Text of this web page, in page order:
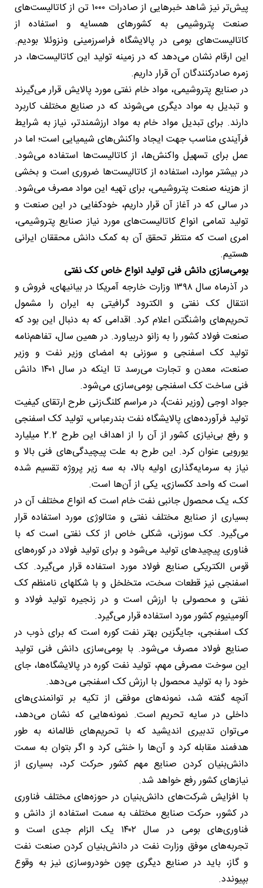
پیش‌تر نیز شاهد خبرهایی از صادرات ۱۰۰۰ تن از کاتالیست‌های
صنعت پتروشیمی به کشورهای همسایه و استفاده از
کاتالیست‌های بومی در پالایشگاه فراسرزمینی ونزوئلا بودیم.
این ارقام نشان می‌دهد که در زمینه تولید این کاتالیست‌ها، در
زمره صادرکنندگان آن قرار داریم.
در صنایع پتروشیمی، مواد خام نفتی مورد پالایش قرار می‌گیرند
و تبدیل به مواد دیگری می‌شوند که در صنایع مختلف کاربرد
دارند. برای تبدیل مواد خام به مواد ارزشمندتر، نیاز به شرایط
فرآیندی مناسب جهت ایجاد واکنش‌های شیمیایی است؛ اما در
عمل برای تسهیل واکنش‌ها، از کاتالیست‌ها استفاده می‌شود.
در بیشتر موارد، استفاده از کاتالیست‌ها ضروری است و بخشی
از هزینه صنعت پتروشیمی، برای تهیه این مواد مصرف می‌شود.
در سالی که در آغاز آن قرار داریم، خودکفایی در این صنعت و
تولید تمامی انواع کاتالیست‌های مورد نیاز صنایع پتروشیمی،
امری است که منتظر تحقق آن به کمک دانش محققان ایرانی
هستیم.
بومی‌سازی دانش فنی تولید انواع خاص کک نفتی
در آذرماه سال ۱۳۹۸ وزارت خارجه آمریکا در بیانیهای، فروش و
انتقال کک نفتی و الکترود گرافیتی به ایران را مشمول
تحریم‌های واشنگتن اعلام کرد. اقدامی که به دنبال این بود که
صنعت فولاد کشور را به زانو دربیاورد. در همین سال، تفاهم‌نامه
تولید کک اسفنجی و سوزنی به امضای وزیر نفت و وزیر
صنعت، معدن و تجارت می‌رسد تا اینکه در سال ۱۴۰۱ دانش
فنی ساخت کک اسفنجی بومی‌سازی می‌شود.
جواد اوجی (وزیر نفت)، در مراسم کلنگ‌زنی طرح ارتقای کیفیت
تولید فرآورده‌های پالایشگاه نفت بندرعباس، تولید کک اسفنجی
و رفع بی‌نیازی کشور از آن را از اهداف این طرح 2.2 میلیارد
یورویی عنوان کرد. این طرح به علت پیچیدگی‌های فنی بالا و
نیاز به سرمایه‌گذاری اولیه بالا، به سه زیر پروژه تقسیم شده
است که واحد ککسازی، یکی از آن‌ها است.
کک، یک محصول جانبی نفت خام است که انواع مختلف آن در
بسیاری از صنایع مختلف نفتی و متالوژی مورد استفاده قرار
می‌گیرد. کک سوزنی، شکلی خاص از کک نفتی است که با
فناوری پیچیدهای تولید می‌شود و برای تولید فولاد در کوره‌های
قوس الکتریکی صنایع فولاد مورد استفاده قرار می‌گیرد. کک
اسفنجی نیز قطعات سخت، متخلخل و با شکلهای نامنظم کک
نفتی و محصولی با ارزش است و در زنجیره تولید فولاد و
آلومینیوم کشور مورد استفاده قرار می‌گیرد.
کک اسفنجی، جایگزین بهتر نفت کوره است که برای ذوب در
صنایع فولاد مصرف می‌شود. با بومی‌سازی دانش فنی تولید
این سوخت مصرفی مهم، تولید نفت کوره در پالایشگاه‌ها، جای
خود را به تولید محصول با ارزش کک اسفنجی می‌دهد.
آنچه گفته شد، نمونه‌های موفقی از تکیه بر توانمندی‌های
داخلی در سایه تحریم است. نمونه‌هایی که نشان می‌دهد،
می‌توان تدبیری اندیشید که با تحریم‌های ظالمانه به طور
هدفمند مقابله کرد و آن‌ها را خنثی کرد و اگر بتوان به سمت
دانش‌بنیان کردن صنایع مهم کشور حرکت کرد، بسیاری از
نیازهای کشور رفع خواهد شد.
با افزایش شرکت‌های دانش‌بنیان در حوزه‌های مختلف فناوری
در کشور، حرکت صنایع مختلف به سمت استفاده از دانش و
فناوری‌های بومی در سال ۱۴۰۲ یک الزام جدی است و
تجربه‌های موفق وزارت نفت در دانش‌بنیان کردن صنعت نفت
و گاز، باید در صنایع دیگری چون خودروسازی نیز به وقوع
بپیوندد.